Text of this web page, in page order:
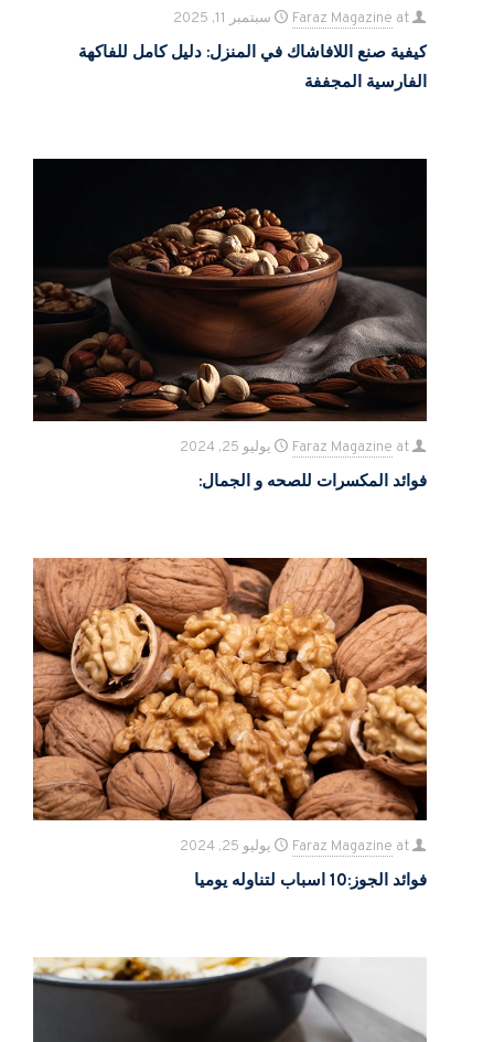
Faraz Magazine at سبتمبر 11, 2025
كيفية صنع اللافاشاك في المنزل: دليل كامل للفاكهة
الفارسية المجففة
Faraz Magazine at يوليو 25, 2024
فوائد المکسرات للصحه و الجمال:
Faraz Magazine at يوليو 25, 2024
فوائد الجوز:10 اسباب لتناوله یومیا